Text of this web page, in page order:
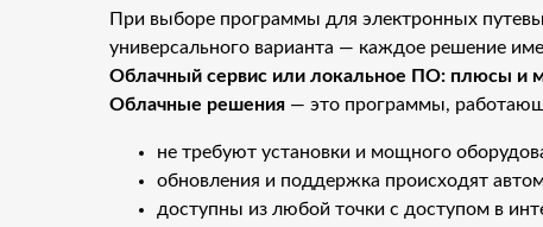
При выборе программы для электронных
универсального варианта — каждое решение
Облачный сервис или локальное ПО: плюсы и
Облачные решения — это программы,
не требуют установки и мощного
обновления и поддержка происходят
доступны из любой точки с доступом в